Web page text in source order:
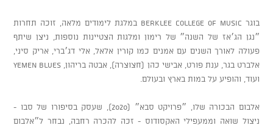
בוגר Berklee College of Music במלגת לימודים מלאה, זוכה תחרות
״נגן הג׳אז של השנה״ של רימון ומלגות הצטיינות נוספות, ניצן שיתף
פעולה לאורך השנים עם אמנים כמו קורין אלאל, אלי דג׳ברי, אריק סיני,
אלברט בגר, ענת פורט, אבישי כהן (חצוצרה), אבטה בריהון, Yemen Blues
ועוד, והופיע על במות בארץ ובעולם.
אלבום הבכורה שלו, ״פרויקט סבא״ (2020), שעסק בסיפורו של סבו -
ניצול שואה וממעפילי האקסודוס - זכה להכרה רחבה, נבחר ל״אלבום